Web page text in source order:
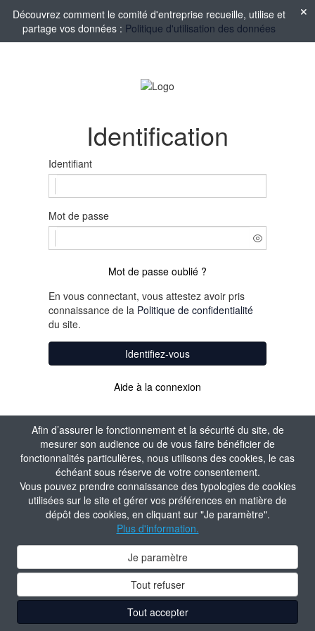
Afin d’assurer le fonctionnement et la sécurité du site, de
mesurer son audience ou de vous faire bénéficier de
fonctionnalités particulières, nous utilisons des cookies, le cas
échéant sous réserve de votre consentement.
Vous pouvez prendre connaissance des typologies de cookies
utilisées sur le site et gérer vos préférences en matière de
dépôt des cookies, en cliquant sur "Je paramètre".
Plus d'information.
Je paramètre
Tout refuser
Tout accepter
Découvrez comment le comité d'entreprise recueille, utilise et
partage vos données : Politique d'utilisation des données
Identification
Identifiant
Mot de passe
Mot de passe oublié ?
En vous connectant, vous attestez avoir pris
connaissance de la Politique de confidentialité
du site.
Identifiez-vous
Aide à la connexion